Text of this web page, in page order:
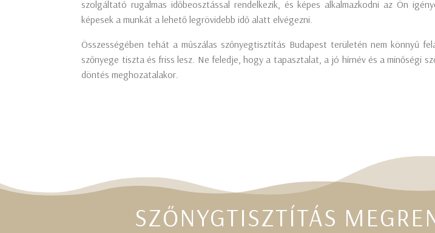
szolgáltató rugalmas időbeosztással rendelkezik, és képes alkalmazkodni az Ön
képesek a munkát a lehető legrövidebb idő alatt elvégezni.
Összességében tehát a műszálas szőnyegtisztítás Budapest területén nem könnyű
szőnyege tiszta és friss lesz. Ne feledje, hogy a tapasztalat, a jó hírnév és a minőségi
döntés meghozatalakor.
SZŐNYGTISZTÍTÁS